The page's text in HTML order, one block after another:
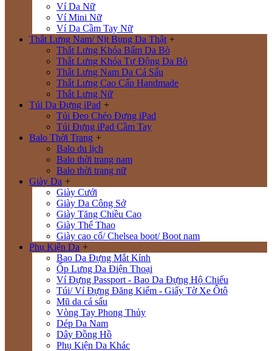
Ví Da Nữ
Ví Mini Nữ
Ví Da Cầm Tay Nữ
Thắt Lưng Nam/ Nịt Bụng Da Thật +
Thắt Lưng Khóa Bấm Da Bò
Thắt Lưng Khóa Tự Động Da Bò
Thắt Lưng Nam Da Cá Sấu
Thắt Lưng Cao Cấp Handmade
Thắt Lưng Nữ
Túi Da Đựng iPad +
Túi Đeo Chéo Đựng iPad
Túi Đựng iPad Cầm Tay
Balo Thời Trang +
Balo du lịch
Balo thời trang nam
Balo thời trang nữ
Giày Da +
Giày Cưới
Giày Da Công Sở
Giày Tăng Chiều Cao
Giày Thể Thao
Giày cao cổ/ Chelsea boot/ Boot nam
Phụ Kiện Da +
Bao Da Đựng Mắt Kính
Ốp Lưng Da Điện Thoại
Ví Đựng Passport - Bao Da Đựng Hộ Chiếu
Túi/ Ví Đựng Đăng Kiểm - Giấy Tờ Xe Ôtô
Mũ da cá sấu
Vòng Tay Phong Thủy
Dép Da Nam
Dây Đồng Hồ
Phụ Kiện Da Khác